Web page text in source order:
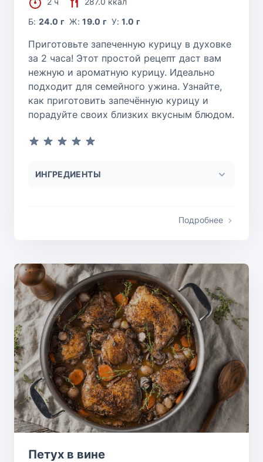
Б:24.0 г Ж:19.0 г У:1.0 г
Приготовьте запеченную курицу в духовке
за 2 часа! Этот простой рецепт даст вам
нежную и ароматную курицу. Идеально
подходит для семейного ужина. Узнайте,
как приготовить запечённую курицу и
порадуйте своих близких вкусным блюдом.
ИНГРЕДИЕНТЫ
Подробнее
Петух в вине